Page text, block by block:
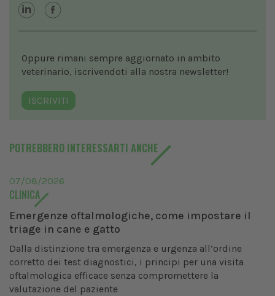
Oppure rimani sempre aggiornato in ambito
veterinario, iscrivendoti alla nostra newsletter!
ISCRIVITI
POTREBBERO INTERESSARTI ANCHE
07/08/2026
CLINICA
Emergenze oftalmologiche, come impostare il
triage in cane e gatto
Dalla distinzione tra emergenza e urgenza all’ordine
corretto dei test diagnostici, i principi per una visita
oftalmologica efficace senza compromettere la
valutazione del paziente